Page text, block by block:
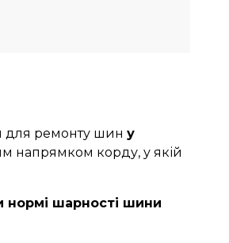
для ремонту шин у
напрямком корду, у якій
шарності шини